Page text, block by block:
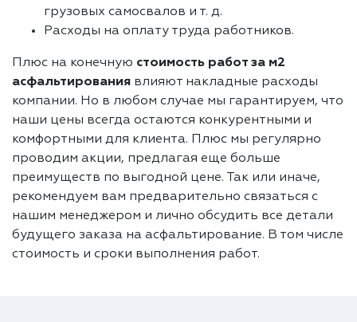
грузовых самосвалов и т. д.
Расходы на оплату труда работников.
Плюс на конечную стоимость работ за м2
асфальтирования влияют накладные расходы
компании. Но в любом случае мы гарантируем, что
наши цены всегда остаются конкурентными и
комфортными для клиента. Плюс мы регулярно
проводим акции, предлагая еще больше
преимуществ по выгодной цене. Так или иначе,
рекомендуем вам предварительно связаться с
нашим менеджером и лично обсудить все детали
будущего заказа на асфальтирование. В том числе
стоимость и сроки выполнения работ.